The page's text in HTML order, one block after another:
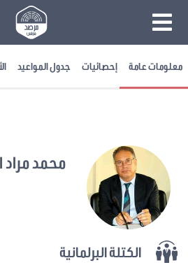
معلومات عامة إحصائيات جدول المواعيد
محمد مراد
الكتلة البرلمانية